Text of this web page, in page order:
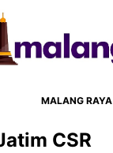
MALANG RAYA
CSR